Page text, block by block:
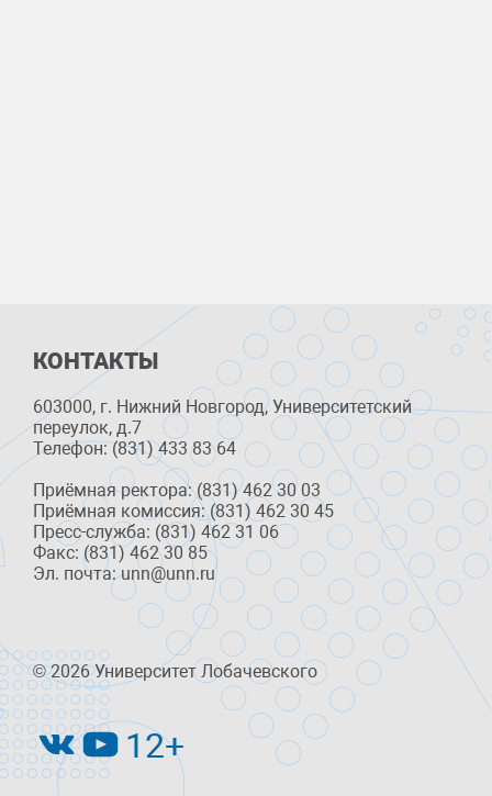
КОНТАКТЫ
603000, г. Нижний Новгород, Университетский
переулок, д.7
Телефон: (831) 433 83 64
Приёмная ректора: (831) 462 30 03
Приёмная комиссия: (831) 462 30 45
Пресс-служба: (831) 462 31 06
Факс: (831) 462 30 85
Эл. почта: unn@unn.ru
© 2026 Университет Лобачевского
12+